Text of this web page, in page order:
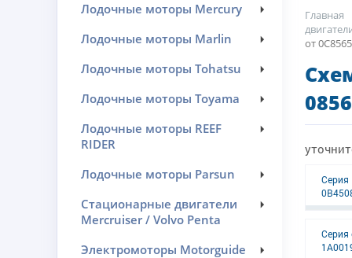
Лодочные моторы Mercury
Лодочные моторы Marlin
Лодочные моторы Tohatsu
Лодочные моторы Toyama
Лодочные моторы REEF
RIDER
Лодочные моторы Parsun
Стационарные двигатели
Mercruiser / Volvo Penta
Электромоторы Motorguide
Главная
от
Серия
Серия